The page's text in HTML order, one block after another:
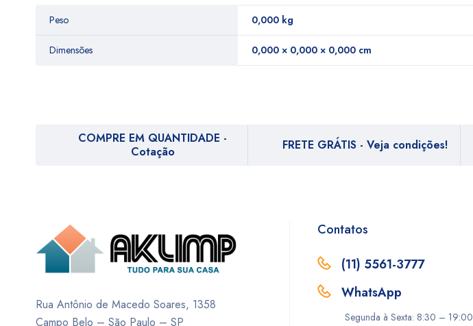
Peso 0,000 kg
Dimensões 0,000 × 0,000 × 0,000 cm
COMPRE EM QUANTIDADE -
Cotação
FRETE GRÁTIS - Veja condições!
Rua Antônio de Macedo Soares, 1358
Campo Belo – São Paulo – SP
Contatos
(11) 5561-3777
WhatsApp
Segunda à Sexta: 8:30 – 19:00